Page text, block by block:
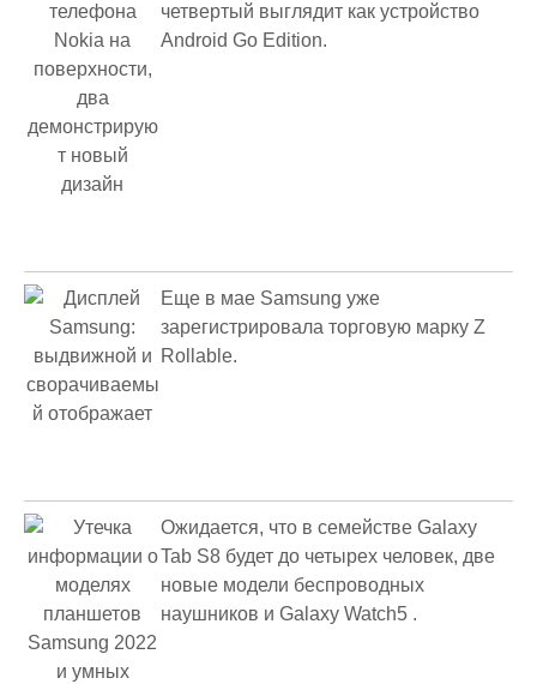
четвертый выглядит как устройство
Android Go Edition.
Еще в мае Samsung уже
зарегистрировала торговую марку Z
Rollable.
Ожидается, что в семействе Galaxy
Tab S8 будет до четырех человек, две
новые модели беспроводных
наушников и Galaxy Watch5 .